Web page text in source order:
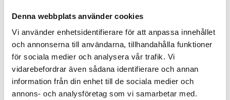
Denna webbplats använder cookies
Vi använder enhetsidentifierare för att anpassa innehållet
och annonserna till användarna, tillhandahålla funktioner
för sociala medier och analysera vår trafik. Vi
vidarebefordrar även sådana identifierare och annan
information från din enhet till de sociala medier och
annons- och analysföretag som vi samarbetar med.
131757
Fortsätt att fynda